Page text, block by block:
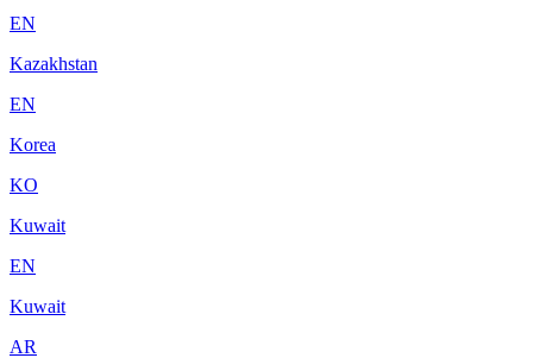
EN
Kazakhstan
EN
Korea
KO
Kuwait
EN
Kuwait
AR